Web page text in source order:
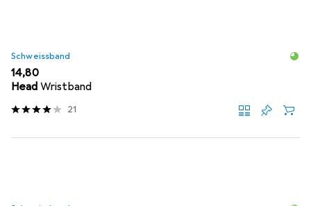
Schweissband
EUR
14,80
Head Wristband
21